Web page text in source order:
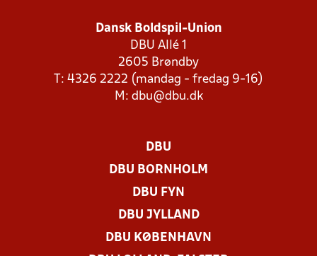
Dansk Boldspil-Union
DBU Allé 1
2605 Brøndby
T: 4326 2222 (mandag - fredag 9-16)
M: dbu@dbu.dk
DBU
DBU BORNHOLM
DBU FYN
DBU JYLLAND
DBU KØBENHAVN